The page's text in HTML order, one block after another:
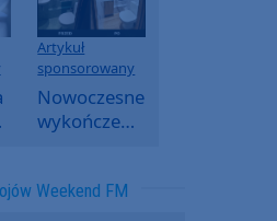
Artykuł
sponsorowany
Nowoczesne
wykończenia
SPC, WPC i
Weekend FM